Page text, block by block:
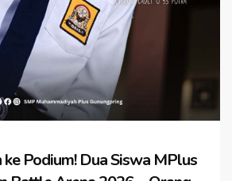
Podium! Dua Siswa MPlus